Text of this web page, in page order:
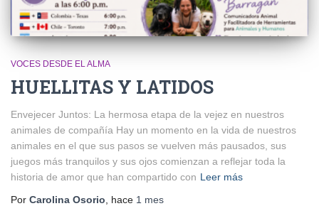
VOCES DESDE EL ALMA
HUELLITAS Y LATIDOS
Envejecer Juntos: La hermosa etapa de la vejez en nuestros
animales de compañía Hay un momento en la vida de nuestros
animales en el que sus pasos se vuelven más pausados, sus
juegos más tranquilos y sus ojos comienzan a reflejar toda la
historia de amor que han compartido con Leer más
Por Carolina Osorio , hace 1 mes